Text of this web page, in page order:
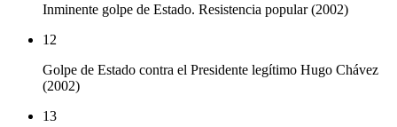
Inminente golpe de Estado. Resistencia popular (2002)
12
Golpe de Estado contra el Presidente legítimo Hugo Chávez
(2002)
13